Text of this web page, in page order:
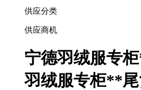
供应分类
供应商机
宁德羽绒服专
羽绒服专柜**